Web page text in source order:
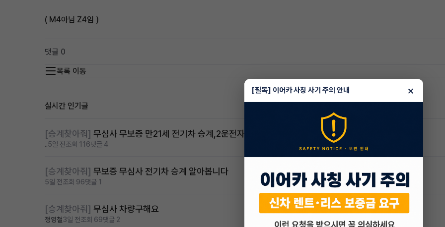
( M4아님 Z4임 )
댓글 0
목록 이동
실시간 인기글
[승계찾아줘] 무심사 무보증 만21세 전기차 승계,2운전자
..5일 전조회 116댓글 4
[승계찾아줘] 무보증 무심사 전기차 승계 알아봅니다
5일 전조회 96댓글 1
[승계찾아줘] 무심사 차량구해요
정영철3일 전조회 69댓글 2
[필독] 이어카 사칭 사기 주의 안내 ×